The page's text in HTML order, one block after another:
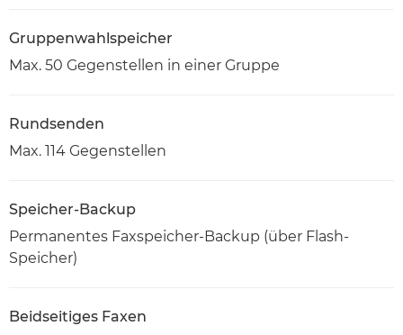
Gruppenwahlspeicher
Max. 50 Gegenstellen in einer Gruppe
Rundsenden
Max. 114 Gegenstellen
Speicher-Backup
Permanentes Faxspeicher-Backup (über Flash-
Speicher)
Beidseitiges Faxen